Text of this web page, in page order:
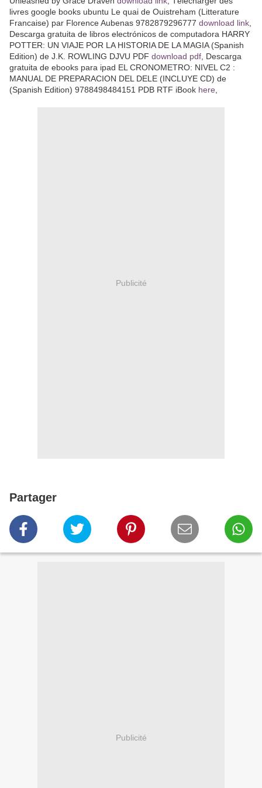
livres google books ubuntu Le quai de Ouistreham (Litterature
Francaise) par Florence Aubenas 9782879296777 download link
Descarga gratuita de libros electrónicos de computadora HARRY
POTTER: UN VIAJE POR LA HISTORIA DE LA MAGIA (Spanish
Edition) de J.K. ROWLING DJVU PDF download pdf , Descarga
gratuita de ebooks para ipad EL CRONOMETRO: NIVEL C2 :
MANUAL DE PREPARACION DEL DELE (INCLUYE CD) de
(Spanish Edition) 9788498484151 PDB RTF iBook here
Publicité
Partager
Publicité